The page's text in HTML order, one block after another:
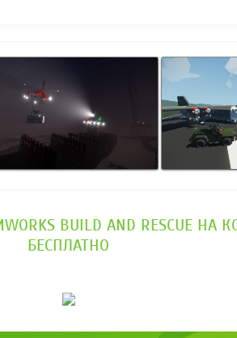
BUILD AND RESCUE
БЕСПЛАТНО